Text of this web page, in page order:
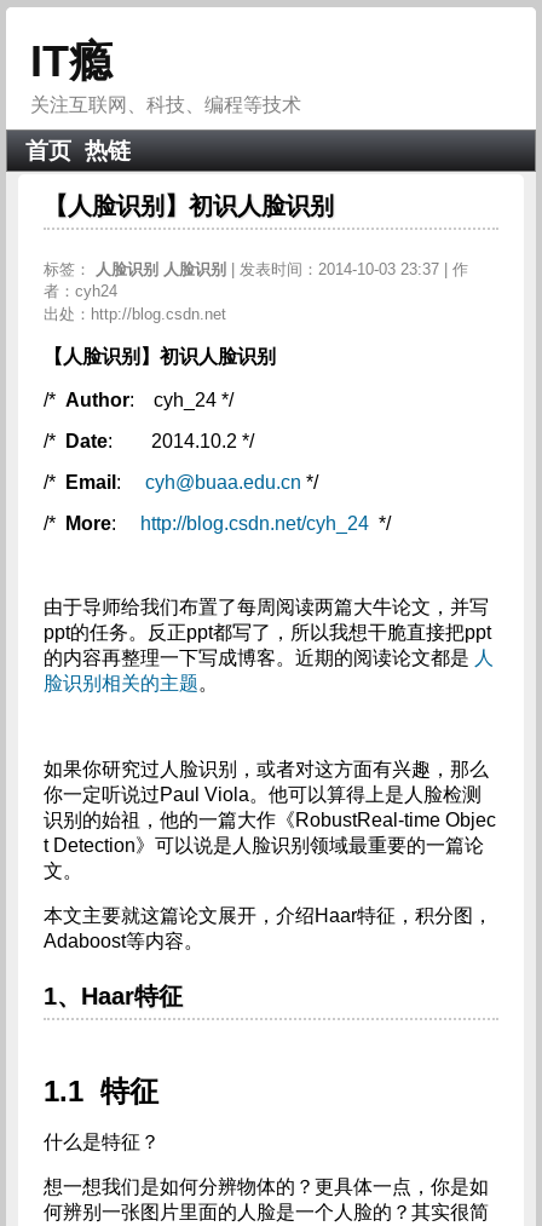
IT瘾
关注互联网、科技、编程等技术
首页 热链
【人脸识别】初识人脸识别
标签： 人脸识别 人脸识别
| 发表时间：2014-10-03 23:37 | 作
者：cyh24
出处：http://blog.csdn.net
【人脸识别】初识人脸识别
/* Author: cyh_24 */
/*
Date: 2014.10.2 */
/*
Email : cyh@buaa.edu.cn */
/*
More: http://blog.csdn.net/cyh_24*/
由于导师给我们布置了每周阅读两篇大牛论文，并写
ppt的任务。反正ppt都写了，所以我想干脆直接把ppt
的内容再整理一下写成博客。近期的阅读论文都是 人
脸识别相关的主题。
如果你研究过人脸识别，或者对这方面有兴趣，那么
你一定听说过Paul Viola。他可以算得上是人脸检测
识别的始祖，他的一篇大作《RobustReal-time Objec
t Detection》可以说是人脸识别领域最重要的一篇论
文。
本文主要就这篇论文展开，介绍Haar特征，积分图，
Adaboost等内容。
1、Haar特征
1.1 特征
什么是特征？
想一想我们是如何分辨物体的？更具体一点，你是如
何辨别一张图片里面的人脸是一个人脸的？其实很简